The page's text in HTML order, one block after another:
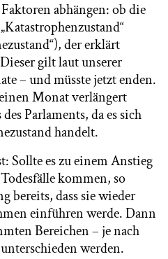
abhängen: ob die
der erklärt
gilt laut unserer
– und müsste jetzt enden.
Monat verlängert
Parlaments, da es sich
handelt.
Sollte es zu einem Anstieg
kommen, so
bereits, dass sie wieder
einführen werde. Dann
Bereichen – je nach
werden.